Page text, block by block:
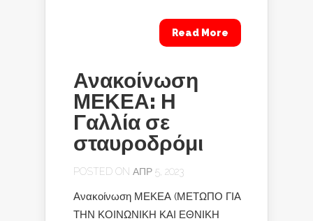
Read More
Ανακοίνωση
ΜΕΚΕΑ: Η
Γαλλία σε
σταυροδρόμι
POSTED ON ΑΠΡ 5, 2023
Ανακοίνωση ΜΕΚΕΑ (ΜΕΤΩΠΟ ΓΙΑ
ΤΗΝ ΚΟΙΝΩΝΙΚΗ ΚΑΙ ΕΘΝΙΚΗ